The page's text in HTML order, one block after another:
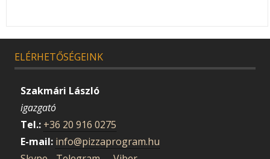
ELÉRHETŐSÉGEINK
Szakmári László
igazgató
Tel.: +36 20 916 0275
E-mail: info@pizzaprogram.hu